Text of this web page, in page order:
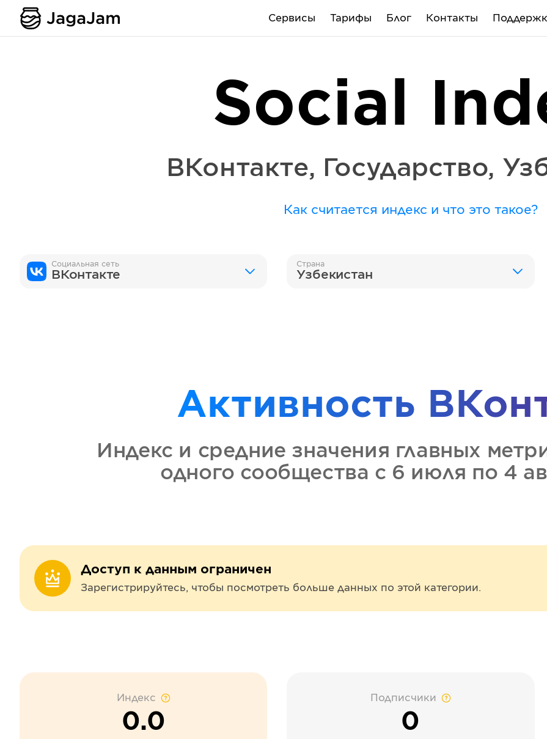
Сервисы Тарифы Блог Контакты
Social
ВКонтакте, Государство,
Как считается индекс и что это такое?
Социальная сеть
ВКонтакте
Страна
Узбекистан
Активность
Индекс и средние значения главных
одного сообщества с 6 июля по 4
Доступ к данным ограничен
Зарегистрируйтесь, чтобы посмотреть больше данных по этой категории.
Индекс
0.0
Подписчики
0